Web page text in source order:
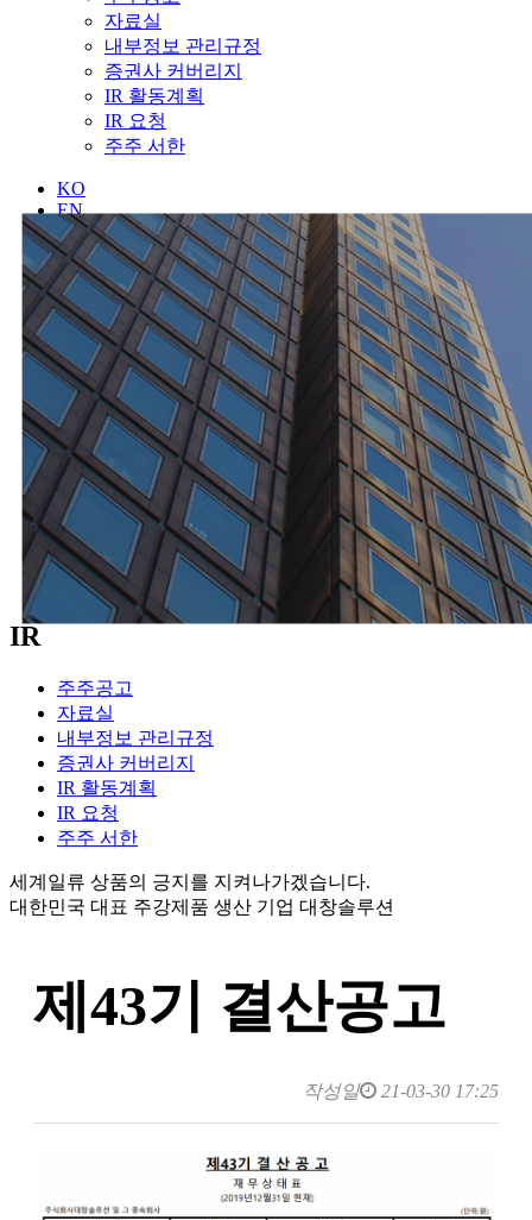
자료실
내부정보 관리규정
증권사 커버리지
IR 활동계획
IR 요청
주주 서한
KO
EN
IR
주주공고
자료실
내부정보 관리규정
증권사 커버리지
IR 활동계획
IR 요청
주주 서한
세계일류 상품의 긍지를 지켜나가겠습니다.
대한민국 대표 주강제품 생산 기업 대창솔루션
제43기 결산공고
작성일 21-03-30 17:25